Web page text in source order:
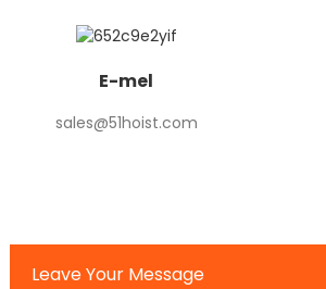
E-mel
sales@51hoist.com
Leave Your Message